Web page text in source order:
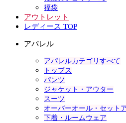
福袋
アウトレット
レディース TOP
アパレル
アパレルカテゴリすべて
トップス
パンツ
ジャケット・アウター
スーツ
オーバーオール・セット
下着・ルームウェア